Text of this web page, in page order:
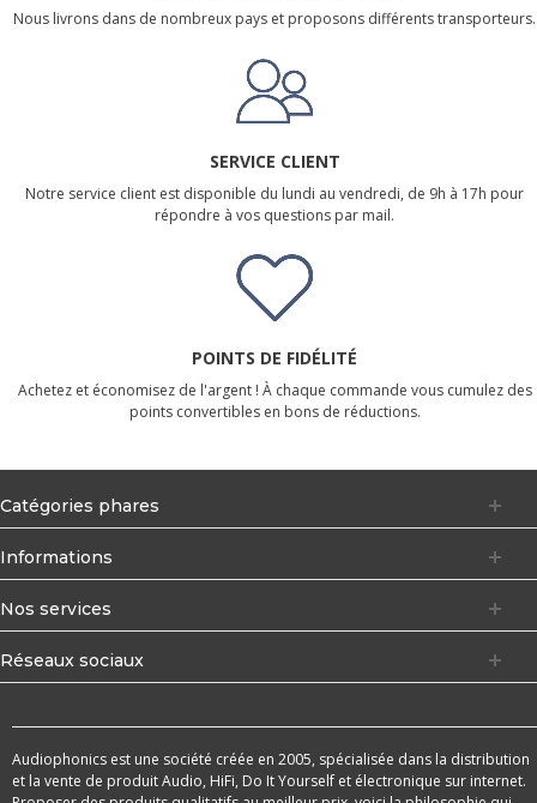
Nous livrons dans de nombreux pays et proposons différents transporteurs.
SERVICE CLIENT
Notre service client est disponible du lundi au vendredi, de 9h à 17h pour
répondre à vos questions par mail.
POINTS DE FIDÉLITÉ
Achetez et économisez de l'argent ! À chaque commande vous cumulez des
points convertibles en bons de réductions.
Catégories phares
Informations
Nos services
Réseaux sociaux
Audiophonics est une société créée en 2005, spécialisée dans la distribution
et la vente de produit Audio, HiFi, Do It Yourself et électronique sur internet.